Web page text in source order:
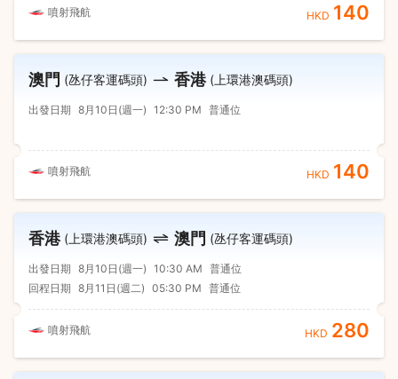
噴射飛航 HKD 140
澳門 (氹仔客運碼頭) 香港 (上環港澳碼頭)
出發日期 8月10日(週一) 12:30 PM 普通位
噴射飛航 HKD 140
香港 (上環港澳碼頭) 澳門 (氹仔客運碼頭)
出發日期 8月10日(週一) 10:30 AM 普通位
回程日期 8月11日(週二) 05:30 PM 普通位
噴射飛航 HKD 280